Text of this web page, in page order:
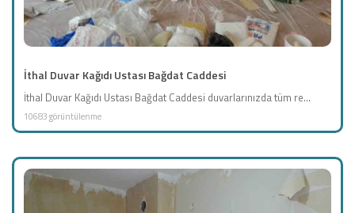
İthal Duvar Kağıdı Ustası Bağdat Caddesi
İthal Duvar Kağıdı Ustası Bağdat Caddesi duvarlarınızda tüm re...
10683 görüntülenme